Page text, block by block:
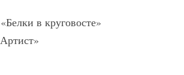
в круговосте»